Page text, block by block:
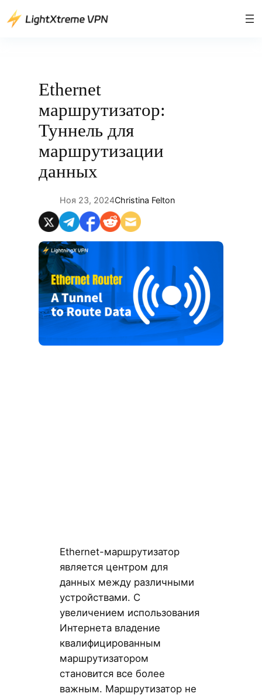
Перейти
Ethernet
маршрутизатор:
Туннель для
маршрутизации
данных
Ноя 23, 2024Christina Felton
Ethernet-маршрутизатор
является центром для
данных между различными
устройствами. С
увеличением использования
Интернета владение
квалифицированным
маршрутизатором
становится все более
важным. Маршрутизатор не